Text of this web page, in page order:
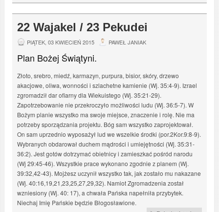
22 Wajakel / 23 Pekudei
PIĄTEK, 03 KWIECIEŃ 2015 PAWEŁ JANIAK
Plan Bożej Świątyni.
Złoto, srebro, miedź, karmazyn, purpura, bisior, skóry, drzewo
akacjowe, oliwa, wonności i szlachetne kamienie (Wj. 35:4-9). Izrael
zgromadził dar ofiarny dla Wiekuistego (Wj. 35:21-29).
Zapotrzebowanie nie przekroczyło możliwości ludu (Wj. 36:5-7). W
Bożym planie wszystko ma swoje miejsce, znaczenie i rolę. Nie ma
potrzeby sporządzania projektu. Bóg sam wszystko zaprojektował.
On sam uprzednio wyposażył lud we wszelkie środki (por.2Kor.9:8-9).
Wybranych obdarował duchem mądrości i umiejętności (Wj. 35:31-
36:2). Jest gotów dotrzymać obietnicy i zamieszkać pośród narodu
(Wj 29:45-46). Wszystkie prace wykonano zgodnie z planem (Wj.
39:32,42-43). Mojżesz uczynił wszystko tak, jak zostało mu nakazane
(Wj. 40:16,19,21,23,25,27,29,32). Namiot Zgromadzenia został
wzniesiony (Wj. 40: 17), a chwała Pańska napełniła przybytek.
Niechaj Imię Pańskie będzie Błogosławione.